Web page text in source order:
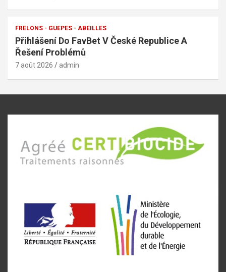
FRELONS - GUEPES - ABEILLES
Přihlášení Do FavBet V České Republice A
Řešení Problémů
7 août 2026 admin